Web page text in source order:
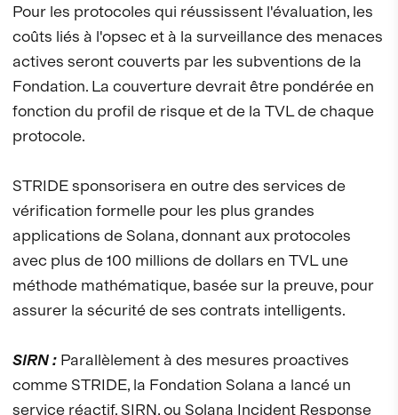
Pour les protocoles qui réussissent l'évaluation, les
coûts liés à l'opsec et à la surveillance des menaces
actives seront couverts par les subventions de la
Fondation. La couverture devrait être pondérée en
fonction du profil de risque et de la TVL de chaque
protocole.
STRIDE sponsorisera en outre des services de
vérification formelle pour les plus grandes
applications de Solana, donnant aux protocoles
avec plus de 100 millions de dollars en TVL une
méthode mathématique, basée sur la preuve, pour
assurer la sécurité de ses contrats intelligents.
SIRN : Parallèlement à des mesures proactives
comme STRIDE, la Fondation Solana a lancé un
service réactif. SIRN, ou Solana Incident Response